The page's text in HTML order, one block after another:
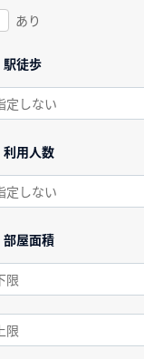
あり
駅徒歩
利用人数
部屋面積